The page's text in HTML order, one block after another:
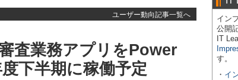
ユーザー動向記事一覧へ
査業務アプリをPower
下半期に稼働予定
イン
公開
IT
す。
・ イ